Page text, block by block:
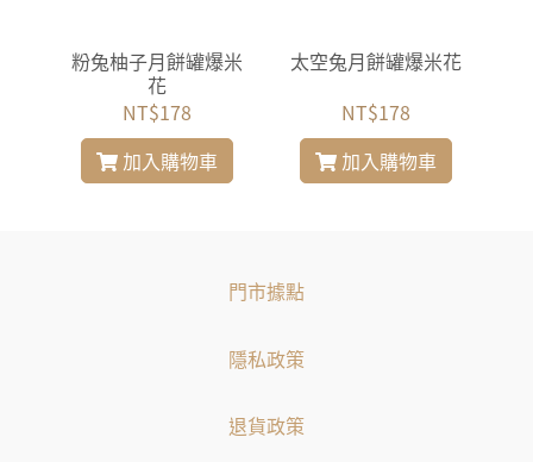
粉兔柚子月餅罐爆米
花
NT$178
加入購物車
太空兔月餅罐爆米花
NT$178
加入購物車
門市據點
隱私政策
退貨政策